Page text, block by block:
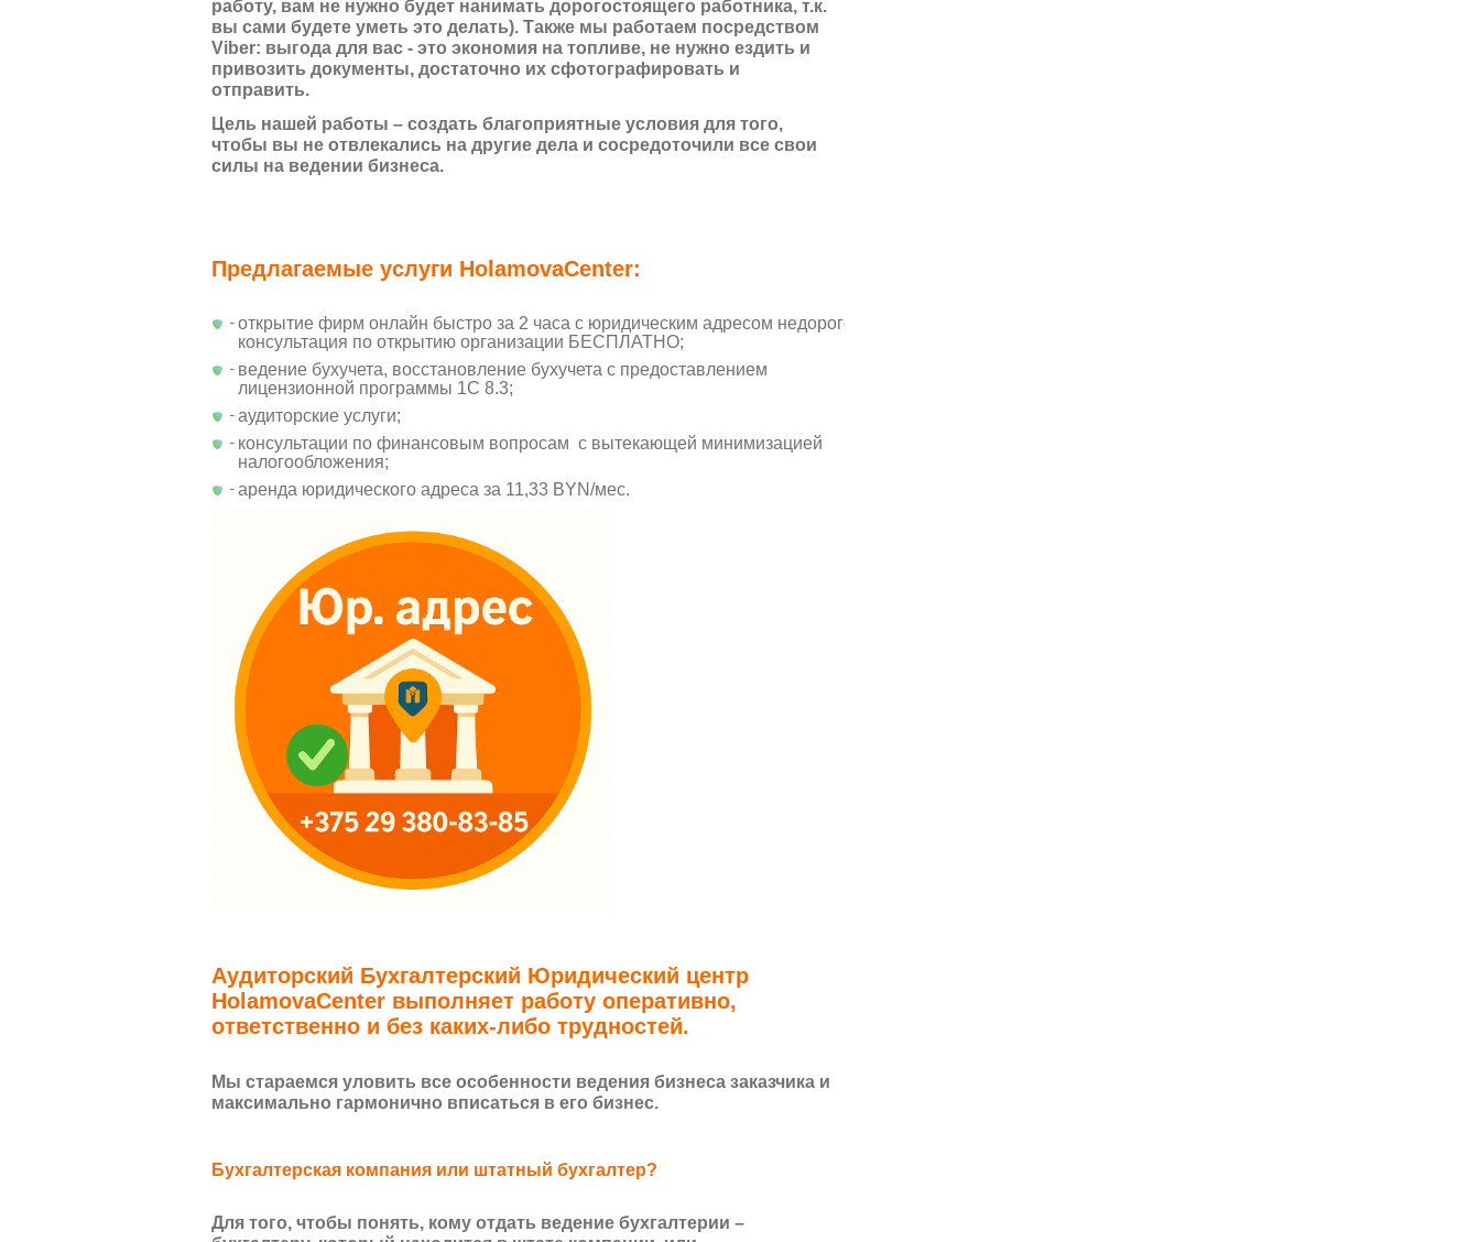
работу, вам не нужно будет нанимать дорогостоящего работника, т.к.
вы сами будете уметь это делать). Также мы работаем посредством
Viber: выгода для вас - это экономия на топливе, не нужно ездить и
привозить документы, достаточно их сфотографировать и
отправить.
Цель нашей работы – создать благоприятные условия для того,
чтобы вы не отвлекались на другие дела и сосредоточили все свои
силы на ведении бизнеса.
Предлагаемые услуги HolamovaCenter:
открытие фирм онлайн быстро за 2 часа с юридическим адресом недорого,
консультация по открытию организации БЕСПЛАТНО;
ведение бухучета, восстановление бухучета с предоставлением
лицензионной программы 1С 8.3;
аудиторские услуги;
консультации по финансовым вопросам с вытекающей минимизацией
налогообложения;
аренда юридического адреса за 11,33 BYN/мес.
Аудиторский Бухгалтерский Юридический центр
HolamovaCenter выполняет работу оперативно,
ответственно и без каких-либо трудностей.
Мы стараемся уловить все особенности ведения бизнеса заказчика и
максимально гармонично вписаться в его бизнес.
Бухгалтерская компания или штатный бухгалтер?
Для того, чтобы понять, кому отдать ведение бухгалтерии –